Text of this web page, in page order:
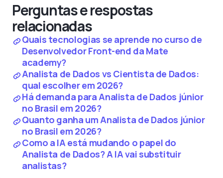
Perguntas e respostas
relacionadas
Quais tecnologias se aprende no curso de
Desenvolvedor Front-end da Mate
academy?
Analista de Dados vs Cientista de Dados:
qual escolher em 2026?
Há demanda para Analista de Dados júnior
no Brasil em 2026?
Quanto ganha um Analista de Dados júnior
no Brasil em 2026?
Como a IA está mudando o papel do
Analista de Dados? A IA vai substituir
analistas?